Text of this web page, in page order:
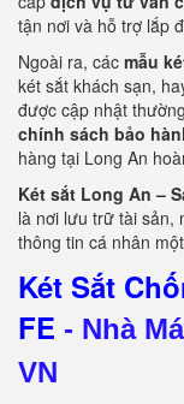
tận nơi và hỗ trợ lắp
Ngoài ra, các mẫu
két sắt khách sạn,
được cập nhật
chính sách bảo
hàng tại Long An
Két sắt Long An –
là nơi lưu trữ tài sản,
thông tin cá nhân
Két Sắt
FE - Nhà
VN